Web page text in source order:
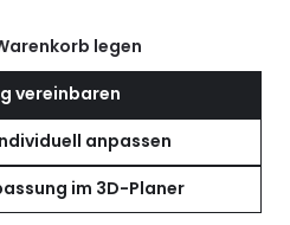
legen
vereinbaren
anpassen
im 3D-Planer